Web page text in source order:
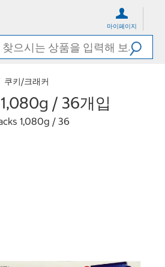
마이페이지
쿠키/크래커
/ 36개입
1,080g / 36